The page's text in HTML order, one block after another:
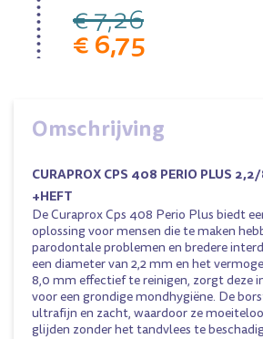
€ 7,26
€ 6,75
Omschrijving
CURAPROX CPS 408 PERIO PLUS
+HEFT
De Curaprox Cps 408 Perio Plus biedt
oplossing voor mensen die te maken
parodontale problemen en bredere
een diameter van 2,2 mm en het
8,0 mm effectief te reinigen, zorgt deze
voor een grondige mondhygiëne. De
ultrafijn en zacht, waardoor ze
glijden zonder het tandvlees te